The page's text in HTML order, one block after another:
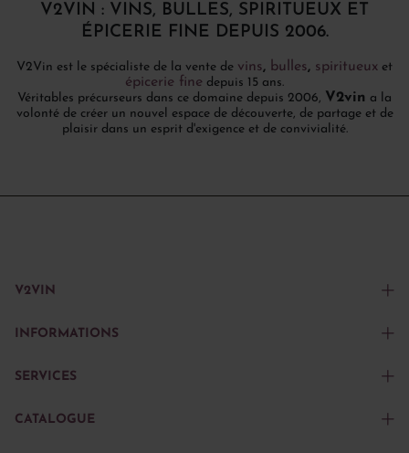
V2VIN : VINS, BULLES, SPIRITUEUX ET
ÉPICERIE FINE DEPUIS 2006.
V2Vin est le spécialiste de la vente de vins, bulles, spiritueux et
épicerie fine depuis 15 ans.
Véritables précurseurs dans ce domaine depuis 2006, V2vin a la
volonté de créer un nouvel espace de découverte, de partage et de
plaisir dans un esprit d'exigence et de convivialité.
V2VIN
INFORMATIONS
SERVICES
CATALOGUE